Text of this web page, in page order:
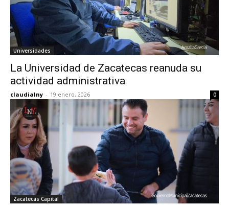
Universidades
La Universidad de Zacatecas reanuda su
actividad administrativa
claudialny - 19 enero, 2026 0
Zacatecas Capital